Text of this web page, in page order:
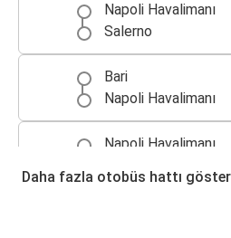
Napoli Havalimanı
Salerno
Bari
Napoli Havalimanı
Napoli Havalimanı
Daha fazla otobüs hattı göster